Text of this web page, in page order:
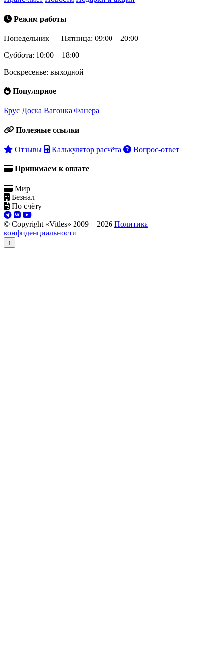
Режим работы
Понедельник — Пятница: 09:00 – 20:00
Суббота: 10:00 – 18:00
Воскресенье: выходной
Популярное
Брус Доска Вагонка Фанера
Полезные ссылки
Отзывы Калькулятор расчёта Вопрос-ответ
Принимаем к оплате
Мир
Безнал
По счёту
© Copyright «Vitles» 2009—2026 Политика
конфиденциальности
↑